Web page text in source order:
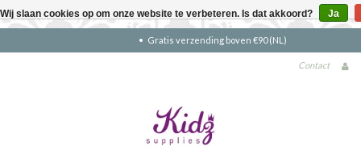
Gratis verzending boven €90 (NL)
Contact
Wij slaan cookies op om onze website te verbeteren. Is dat akkoord? Ja